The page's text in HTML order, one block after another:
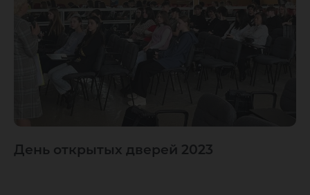
День открытых дверей 2023